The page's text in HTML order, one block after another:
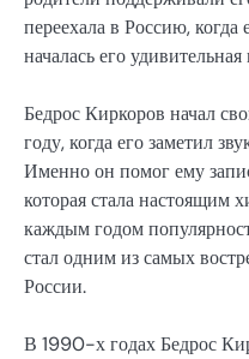
переехала в Россию,
началась его удивительная
Бедрос Киркоров начал
году, когда его заметил
Именно он помог ему
которая стала настоящим
каждым годом
стал одним из самых
России.
В 1990-х годах Бедрос